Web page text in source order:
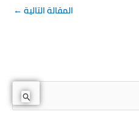
المقالة التالية←